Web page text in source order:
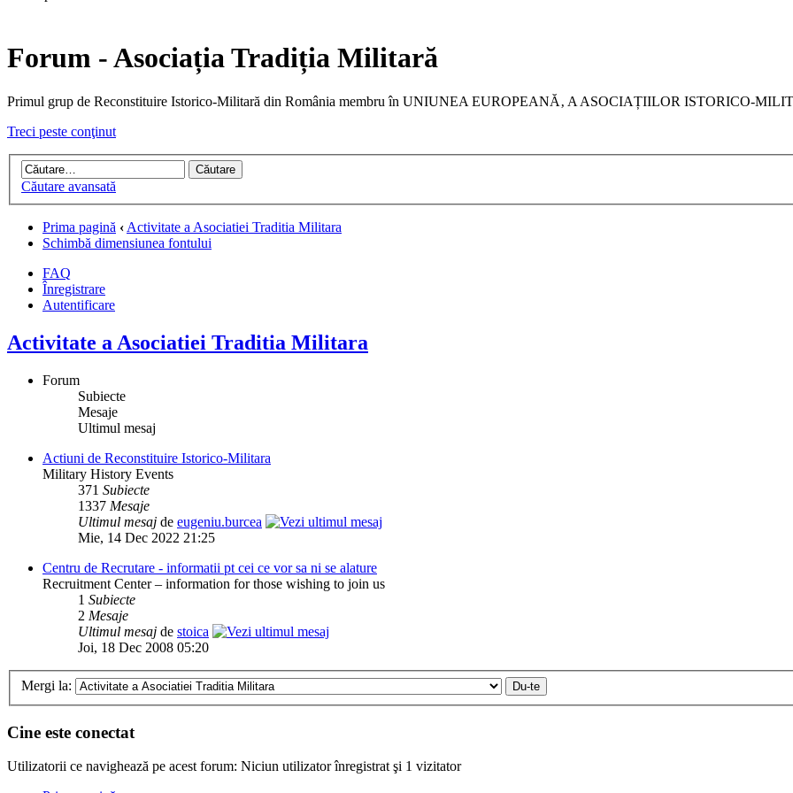
Forum - Asociația Tradiția Militară
Primul grup de Reconstituire Istorico-Militară din România membru în UNIUNEA EUROPEANĂ‚ A ASOCIAȚIILOR ISTORICO-
Treci peste conţinut
Căutare avansată
Prima pagină ‹Activitate a Asociatiei Traditia Militara
Schimbă dimensiunea fontului
FAQ
Înregistrare
Autentificare
Activitate a Asociatiei Traditia Militara
Forum
Subiecte
Mesaje
Ultimul mesaj
Actiuni de Reconstituire Istorico-Militara
Military History Events
371 Subiecte
1337 Mesaje
Ultimul mesaj de eugeniu.burcea
Mie, 14 Dec 2022 21:25
Centru de Recrutare - informatii pt cei ce vor sa ni se alature
Recruitment Center – information for those wishing to join us
1 Subiecte
2 Mesaje
Ultimul mesaj de stoica
Joi, 18 Dec 2008 05:20
Mergi la:
Cine este conectat
Utilizatorii ce navighează pe acest forum: Niciun utilizator înregistrat şi 1 vizitator